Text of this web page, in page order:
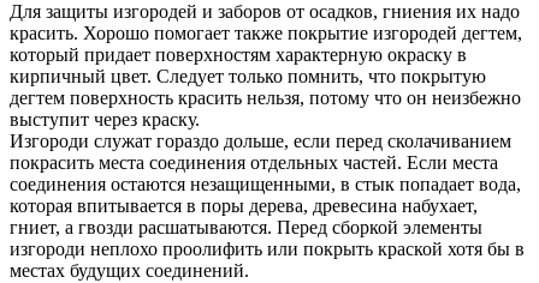
Для защиты изгородей и заборов от осадков, гниения их надо
красить. Хорошо помогает также покрытие изгородей дегтем,
который придает поверхностям характерную окраску в
кирпичный цвет. Следует только помнить, что покрытую
дегтем поверхность красить нельзя, потому что он неизбежно
выступит через краску.
Изгороди служат гораздо дольше, если перед сколачиванием
покрасить места соединения отдельных частей. Если места
соединения остаются незащищенными, в стык попадает вода,
которая впитывается в поры дерева, древесина набухает,
гниет, а гвозди расшатываются. Перед сборкой элементы
изгороди неплохо проолифить или покрыть краской хотя бы в
местах будущих соединений.